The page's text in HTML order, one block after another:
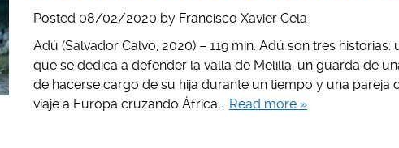
Posted 08/02/2020 by Francisco Xavier Cela
Adú (Salvador Calvo, 2020) – 119 min. Adú son tres
que se dedica a defender la valla de Melilla, un guarda de
de hacerse cargo de su hija durante un tiempo y una pareja
viaje a Europa cruzando África…. Read more »